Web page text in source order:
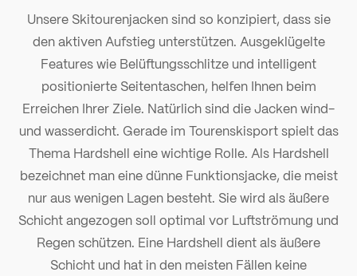
Unsere Skitourenjacken sind so konzipiert, dass sie
den aktiven Aufstieg unterstützen. Ausgeklügelte
Features wie Belüftungsschlitze und intelligent
positionierte Seitentaschen, helfen Ihnen beim
Erreichen Ihrer Ziele. Natürlich sind die Jacken wind-
und wasserdicht. Gerade im Tourenskisport spielt das
Thema Hardshell eine wichtige Rolle. Als Hardshell
bezeichnet man eine dünne Funktionsjacke, die meist
nur aus wenigen Lagen besteht. Sie wird als äußere
Schicht angezogen soll optimal vor Luftströmung und
Regen schützen. Eine Hardshell dient als äußere
Schicht und hat in den meisten Fällen keine